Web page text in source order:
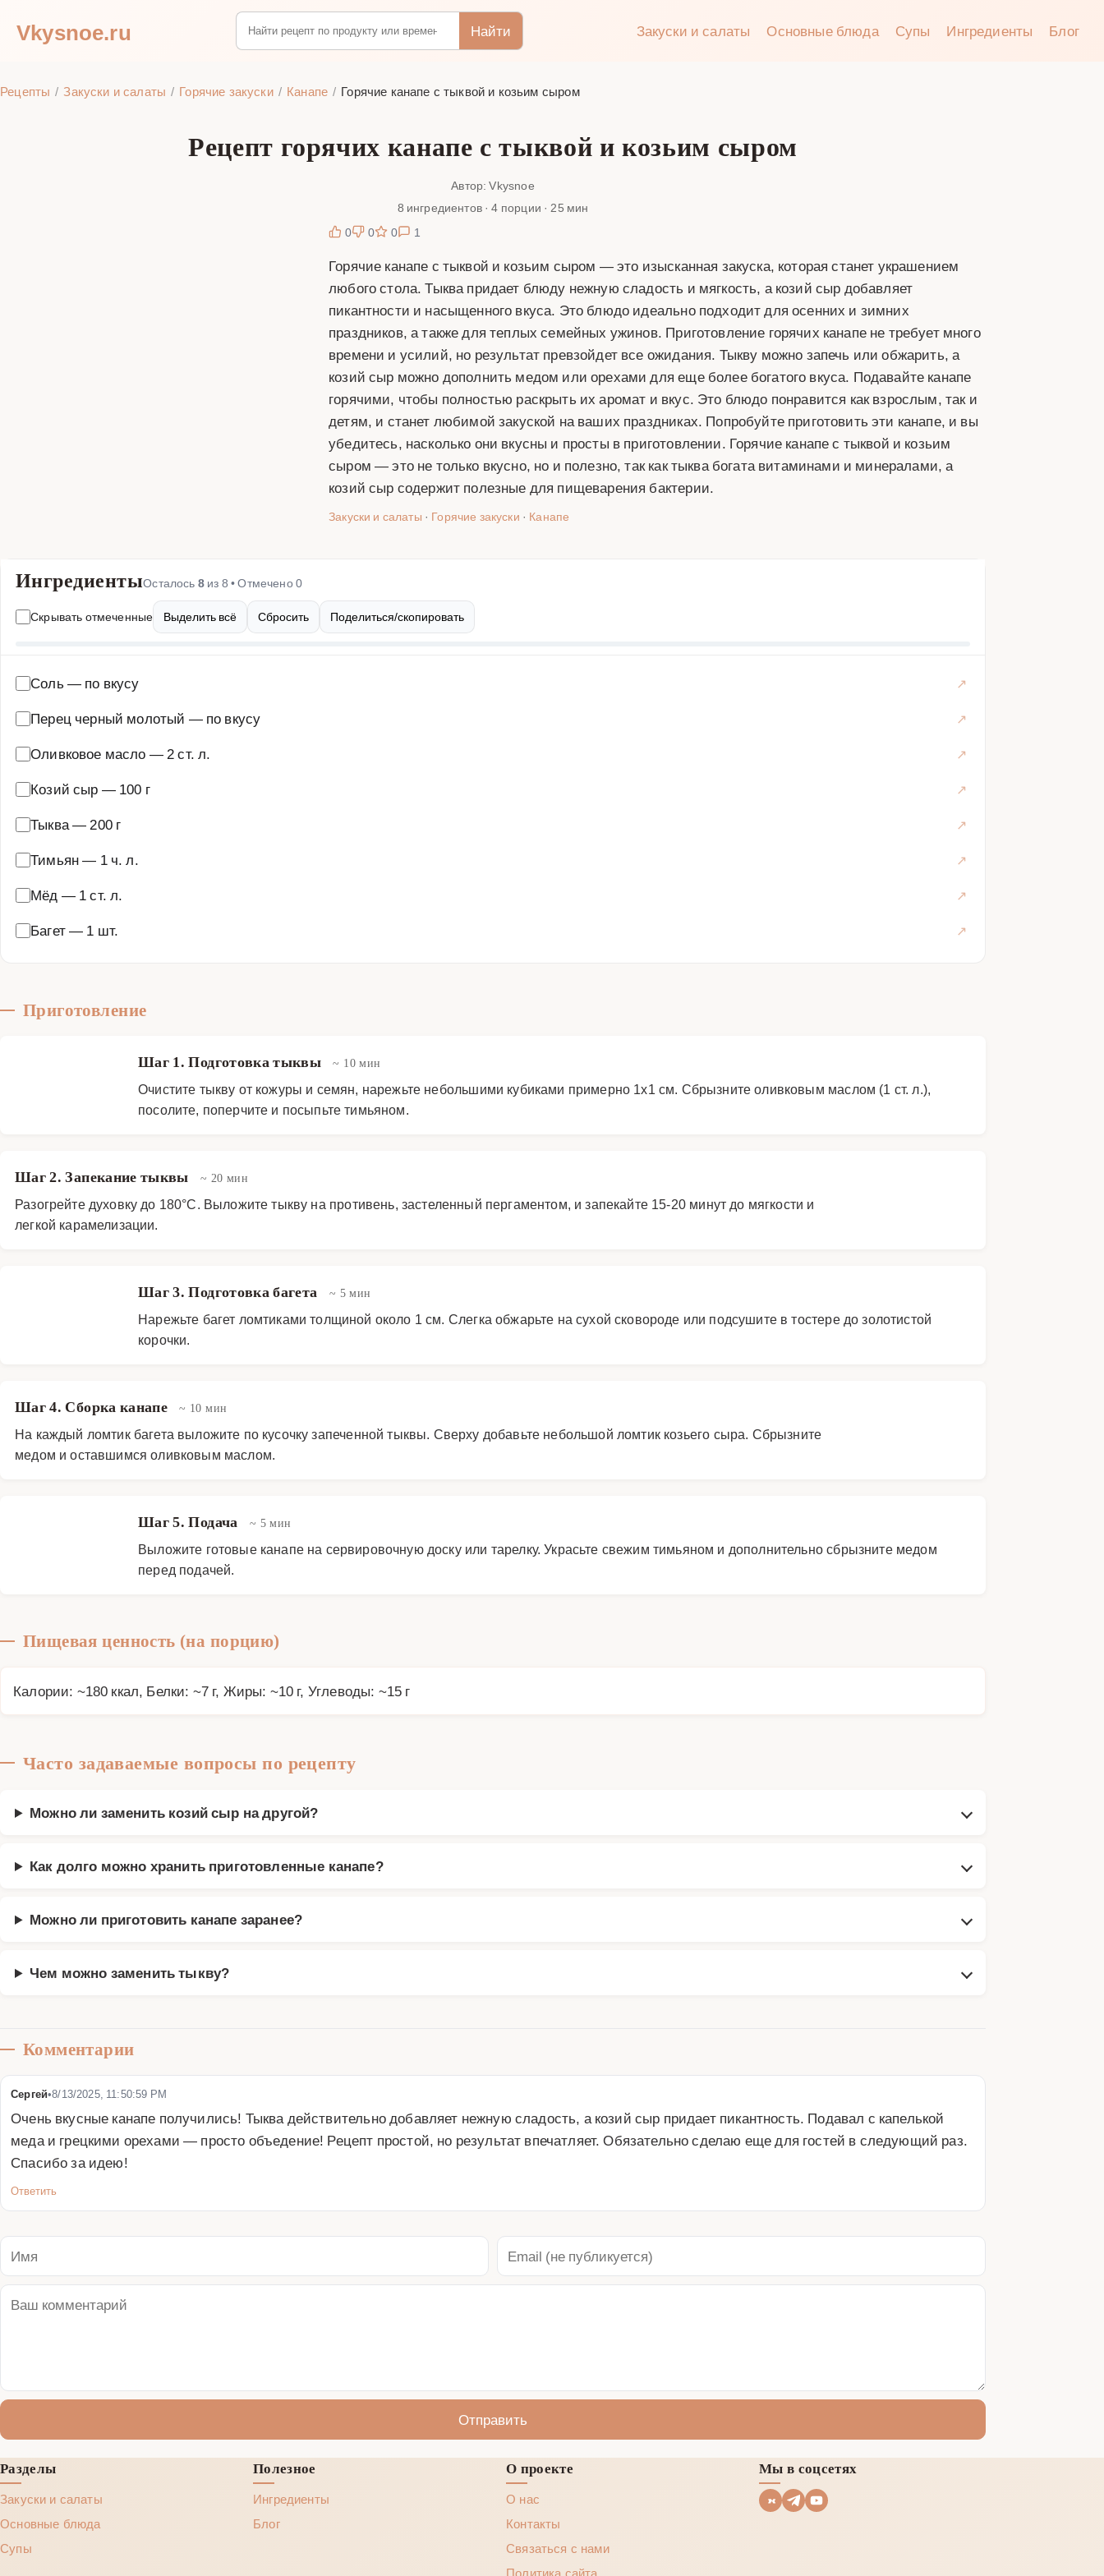
Vkysnoe.ru Найти Закуски и салаты Основные блюда Супы Ингредиенты Блог
Рецепты Закуски и салаты Горячие закуски Канапе Горячие канапе с тыквой и козьим сыром
Рецепт горячих канапе с тыквой и козьим сыром
Автор: Vkysnoe
8 ингредиентов · 4 порции · 25 мин
0
0 0 1
Горячие канапе с тыквой и козьим сыром — это изысканная закуска, которая станет украшением
любого стола. Тыква придает блюду нежную сладость и мягкость, а козий сыр добавляет
пикантности и насыщенного вкуса. Это блюдо идеально подходит для осенних и зимних
праздников, а также для теплых семейных ужинов. Приготовление горячих канапе не требует много
времени и усилий, но результат превзойдет все ожидания. Тыкву можно запечь или обжарить, а
козий сыр можно дополнить медом или орехами для еще более богатого вкуса. Подавайте канапе
горячими, чтобы полностью раскрыть их аромат и вкус. Это блюдо понравится как взрослым, так и
детям, и станет любимой закуской на ваших праздниках. Попробуйте приготовить эти канапе, и вы
убедитесь, насколько они вкусны и просты в приготовлении. Горячие канапе с тыквой и козьим
сыром — это не только вкусно, но и полезно, так как тыква богата витаминами и минералами, а
козий сыр содержит полезные для пищеварения бактерии.
Закуски и салаты · Горячие закуски · Канапе
ИнгредиентыОсталось 8из 8 • Отмечено0
Скрывать отмеченные Выделить всё Сбросить Поделиться/скопировать
Соль — по вкусу
Перец черный молотый — по вкусу
Оливковое масло — 2 ст. л.
Козий сыр — 100 г
Тыква— 200 г
Тимьян— 1 ч. л.
Мёд — 1 ст. л.
Багет— 1 шт.
Приготовление
Шаг 1. Подготовка тыквы ~ 10 мин
Очистите тыкву от кожуры и семян, нарежьте небольшими кубиками примерно 1х1 см. Сбрызните оливковым маслом (1 ст. л.),
посолите, поперчите и посыпьте тимьяном.
Шаг 2. Запекание тыквы ~ 20 мин
Разогрейте духовку до 180°C. Выложите тыкву на противень, застеленный пергаментом, и запекайте 15-20 минут до мягкости и
легкой карамелизации.
Шаг 3. Подготовка багета ~ 5 мин
Нарежьте багет ломтиками толщиной около 1 см. Слегка обжарьте на сухой сковороде или подсушите в тостере до золотистой
корочки.
Шаг 4. Сборка канапе ~ 10 мин
На каждый ломтик багета выложите по кусочку запеченной тыквы. Сверху добавьте небольшой ломтик козьего сыра. Сбрызните
медом и оставшимся оливковым маслом.
Шаг 5. Подача ~ 5 мин
Выложите готовые канапе на сервировочную доску или тарелку. Украсьте свежим тимьяном и дополнительно сбрызните медом
перед подачей.
Пищевая ценность (на порцию)
Калории: ~180 ккал, Белки: ~7 г, Жиры: ~10 г, Углеводы: ~15 г
Часто задаваемые вопросы по рецепту
Можно ли заменить козий сыр на другой?
Как долго можно хранить приготовленные канапе?
Можно ли приготовить канапе заранее?
Чем можно заменить тыкву?
Комментарии
Сергей•8/13/2025, 11:50:59 PM
Очень вкусные канапе получились! Тыква действительно добавляет нежную сладость, а козий сыр придает пикантность. Подавал с капелькой
меда и грецкими орехами — просто объедение! Рецепт простой, но результат впечатляет. Обязательно сделаю еще для гостей в следующий раз.
Спасибо за идею!
Ответить
Отправить
Разделы
Закуски и салаты
Основные блюда
Супы
Полезное
Ингредиенты
Блог
О проекте
О нас
Контакты
Связаться с нами
Политика сайта
Мы в соцсетях